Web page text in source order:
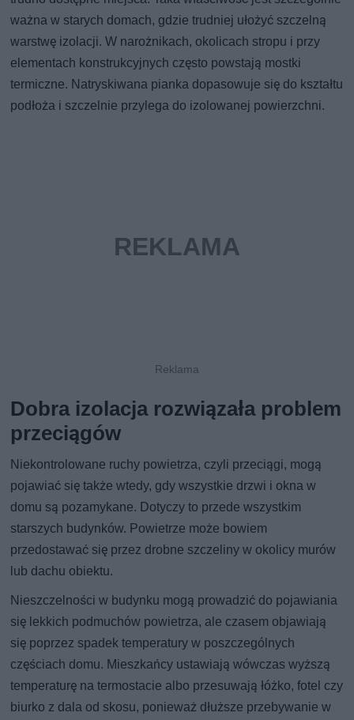
ważna w starych domach, gdzie trudniej ułożyć szczelną
warstwę izolacji. W narożnikach, okolicach stropu i przy
elementach konstrukcyjnych często powstają mostki
termiczne. Natryskiwana pianka dopasowuje się do kształtu
podłoża i szczelnie przylega do izolowanej powierzchni.
Dobra izolacja rozwiązała problem
przeciągów
Niekontrolowane ruchy powietrza, czyli przeciągi, mogą
pojawiać się także wtedy, gdy wszystkie drzwi i okna w
domu są pozamykane. Dotyczy to przede wszystkim
starszych budynków. Powietrze może bowiem
przedostawać się przez drobne szczeliny w okolicy murów
lub dachu obiektu.
Nieszczelności w budynku mogą prowadzić do pojawiania
się lekkich podmuchów powietrza, ale czasem objawiają
się poprzez spadek temperatury w poszczególnych
częściach domu. Mieszkańcy ustawiają wówczas wyższą
temperaturę na termostacie albo przesuwają łóżko, fotel czy
biurko z dala od skosu, ponieważ dłuższe przebywanie w